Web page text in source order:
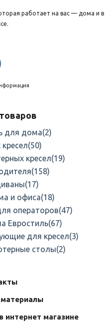
работает на вас — дома и в
для дома(2)
(50)
кресел(19)
(158)
(17)
и офиса(18)
операторов(47)
Евростиль(67)
для кресел(3)
столы(2)
интернет магазине